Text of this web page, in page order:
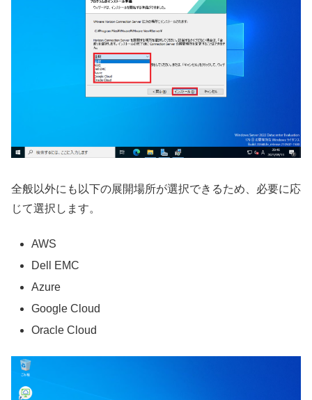
全般以外にも以下の展開場所が選択できるため、必要に応
じて選択します。
AWS
Dell EMC
Azure
Google Cloud
Oracle Cloud